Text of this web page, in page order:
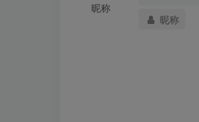
昵称
昵称